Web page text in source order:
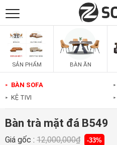
SẢN PHẨM
SOFAS
PHÒNG ĂN
SẢN PHẨM BÀN ĂN
► BÀN SOFA
► KỆ TIVI
►
►
Bàn trà mặt đá B549
Giá gốc : 12,000,000₫ -33%